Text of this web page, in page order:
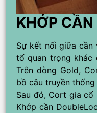
KHỚP
Sự kết nối giữa cần
tố quan trọng khác
Trên dòng Gold,
bồ câu truyền
Sau đó, Cort gia
Khớp cần